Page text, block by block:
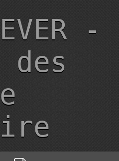
-
des